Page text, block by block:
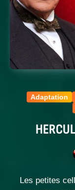
Adaptation
Les petites